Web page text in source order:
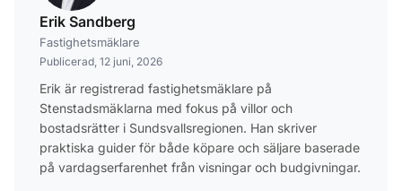
Erik Sandberg
Fastighetsmäklare
Publicerad, 12 juni, 2026
Erik är registrerad fastighetsmäklare på
Stenstadsmäklarna med fokus på villor och
bostadsrätter i Sundsvallsregionen. Han skriver
praktiska guider för både köpare och säljare baserade
på vardagserfarenhet från visningar och budgivningar.